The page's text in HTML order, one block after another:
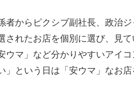
者からピクシブ副社長、政治ジ
されたお店を個別に選び、見
ウマ」など分かりやすいアイ
」という日は「安ウマ」なお店